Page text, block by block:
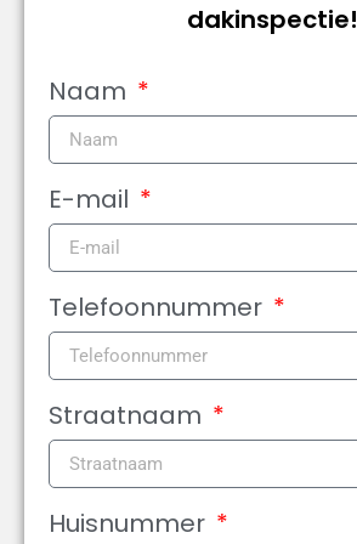
dakinspectie!
Naam
E-mail
Telefoonnummer
Straatnaam
Huisnummer